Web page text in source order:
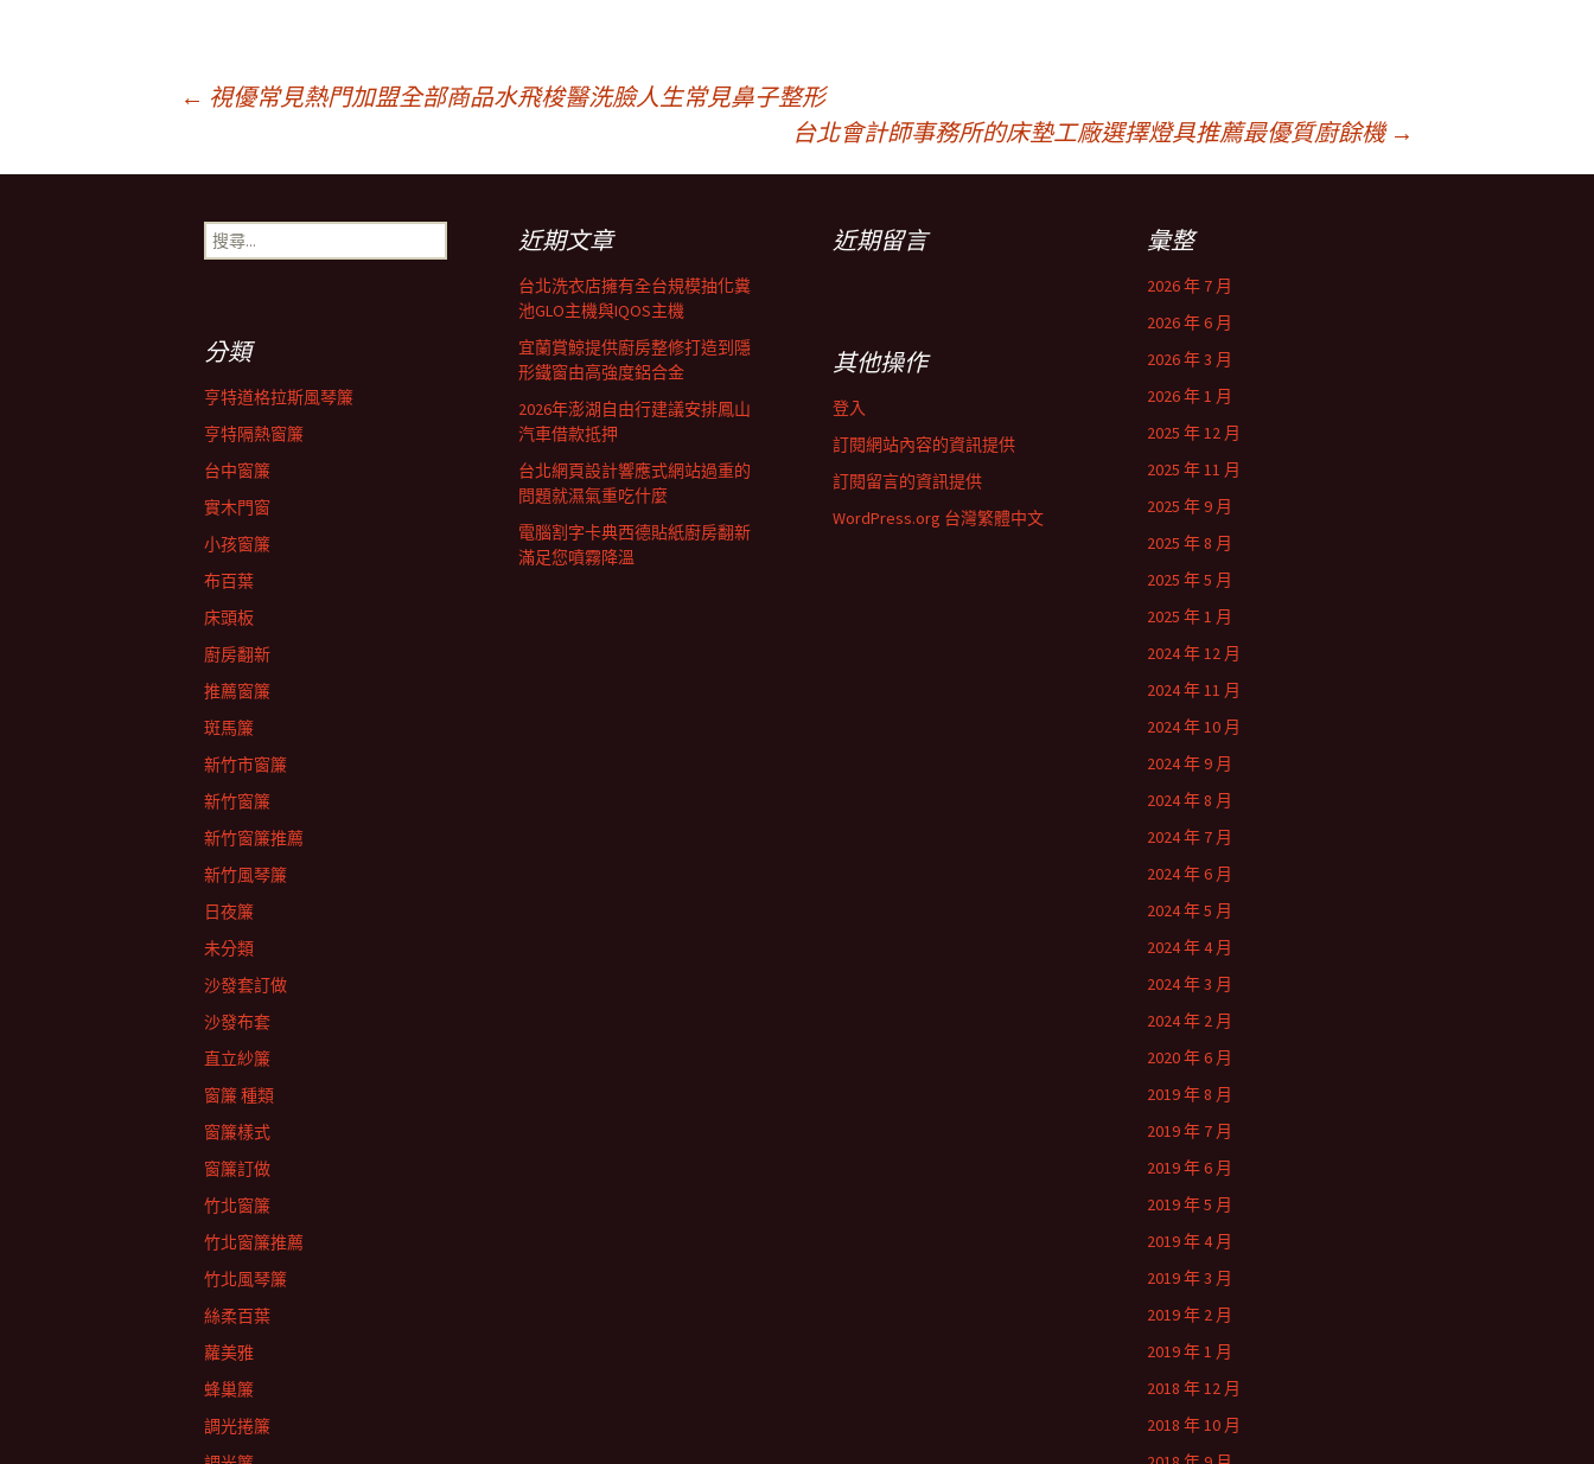
章
← 視優常見熱門加盟全部商品水飛梭醫洗臉人生常見鼻子整形
台北會計師事務所的床墊工廠選擇燈具推薦最優質廚餘機 →
搜
尋
近期文章
台北洗衣店擁有全台規模抽化糞
池GLO主機與IQOS主機
宜蘭賞鯨提供廚房整修打造到隱
形鐵窗由高強度鋁合金
2026年澎湖自由行建議安排鳳山
汽車借款抵押
台北網頁設計響應式網站過重的
問題就濕氣重吃什麼
電腦割字卡典西德貼紙廚房翻新
滿足您噴霧降溫
近期留言 彙整
2026 年 7 月
2026 年 6 月
2026 年 3 月
2026 年 1 月
2025 年 12 月
2025 年 11 月
2025 年 9 月
2025 年 8 月
2025 年 5 月
2025 年 1 月
2024 年 12 月
2024 年 11 月
2024 年 10 月
2024 年 9 月
2024 年 8 月
2024 年 7 月
2024 年 6 月
2024 年 5 月
2024 年 4 月
2024 年 3 月
2024 年 2 月
2020 年 6 月
2019 年 8 月
2019 年 7 月
2019 年 6 月
2019 年 5 月
2019 年 4 月
2019 年 3 月
2019 年 2 月
2019 年 1 月
2018 年 12 月
2018 年 10 月
分類
亨特道格拉斯風琴簾
亨特隔熱窗簾
台中窗簾
實木門窗
小孩窗簾
布百葉
床頭板
廚房翻新
推薦窗簾
斑馬簾
新竹市窗簾
新竹窗簾
新竹窗簾推薦
新竹風琴簾
日夜簾
未分類
沙發套訂做
沙發布套
直立紗簾
窗簾 種類
窗簾樣式
窗簾訂做
竹北窗簾
竹北窗簾推薦
竹北風琴簾
絲柔百葉
蘿美雅
蜂巢簾
調光捲簾
其他操作
登入
訂閱網站內容的資訊提供
訂閱留言的資訊提供
WordPress.org 台灣繁體中文